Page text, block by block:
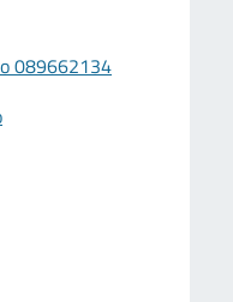
089662134